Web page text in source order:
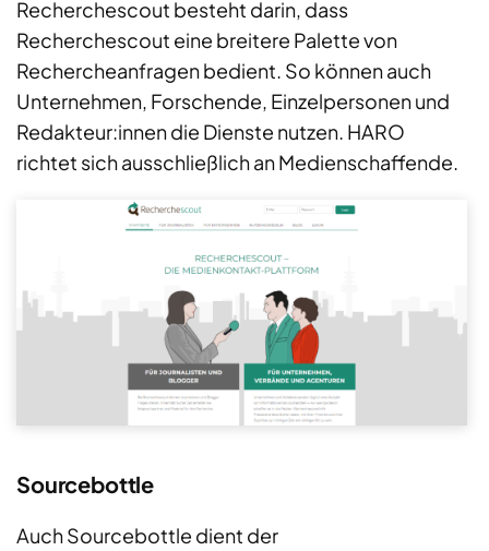
Recherchescout besteht darin, dass
Recherchescout eine breitere Palette von
Rechercheanfragen bedient. So können auch
Unternehmen, Forschende, Einzelpersonen und
Redakteur:innen die Dienste nutzen. HARO
richtet sich ausschließlich an Medienschaffende.
Sourcebottle
Auch Sourcebottle dient der